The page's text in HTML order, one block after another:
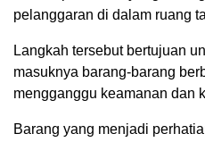
pelanggaran di dalam ruang
Langkah tersebut bertujuan
masuknya barang-barang
mengganggu keamanan dan
Barang yang menjadi